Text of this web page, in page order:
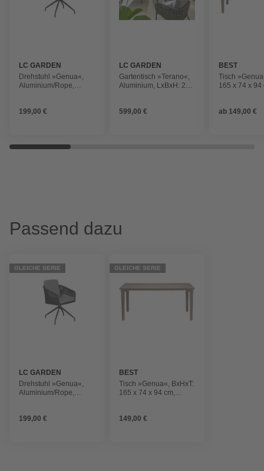
LC GARDEN
Drehstuhl »Genua«,
Aluminium/Rope,
199,00 €
LC GARDEN
Gartentisch »Terano«,
Aluminium, LxBxH: 220
599,00 €
BEST
Tisch
165 x 74 x 94
ab 149,00 €
Passend dazu
GLEICHE SERIE
LC GARDEN
Drehstuhl »Genua«,
Aluminium/Rope,
199,00 €
GLEICHE SERIE
BEST
Tisch »Genua«, BxHxT:
165 x 74 x 94 cm,
149,00 €